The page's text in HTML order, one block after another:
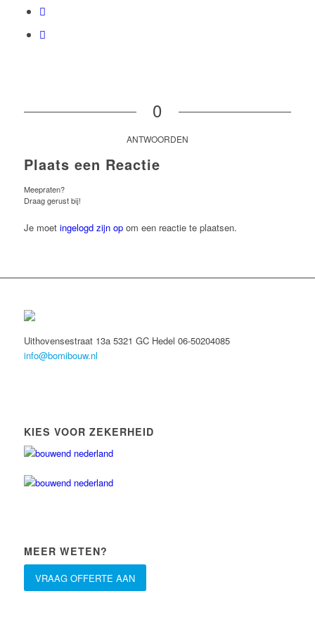
0
ANTWOORDEN
Plaats een Reactie
Meepraten?
Draag gerust bij!
Je moet ingelogd zijn opom een reactie te plaatsen.
Uithovensestraat 13a 5321 GC Hedel 06-50204085
info@bomibouw.nl
KIES VOOR ZEKERHEID
MEER WETEN?
VRAAG OFFERTE AAN